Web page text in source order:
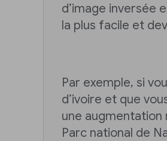
d’image inversée
la plus facile et
Par exemple, si
d’ivoire et que
une augmentation
Parc national de